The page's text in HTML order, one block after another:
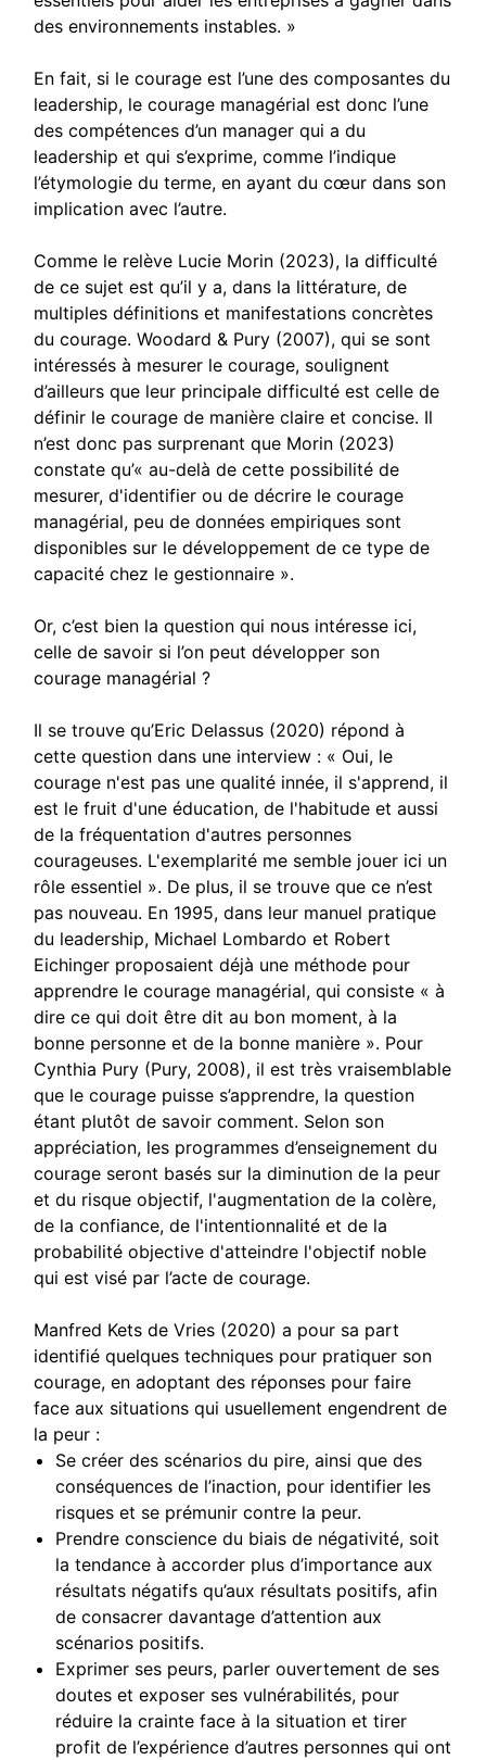
des environnements instables. »
En fait, si le courage est l’une des composantes du
leadership, le courage managérial est donc l’une
des compétences d’un manager qui a du
leadership et qui s’exprime, comme l’indique
l’étymologie du terme, en ayant du cœur dans son
implication avec l’autre.
Comme le relève Lucie Morin (2023), la difficulté
de ce sujet est qu’il y a, dans la littérature, de
multiples définitions et manifestations concrètes
du courage. Woodard & Pury (2007), qui se sont
intéressés à mesurer le courage, soulignent
d’ailleurs que leur principale difficulté est celle de
définir le courage de manière claire et concise. Il
n’est donc pas surprenant que Morin (2023)
constate qu’« au-delà de cette possibilité de
mesurer, d'identifier ou de décrire le courage
managérial, peu de données empiriques sont
disponibles sur le développement de ce type de
capacité chez le gestionnaire ».
Or, c’est bien la question qui nous intéresse ici,
celle de savoir si l’on peut développer son
courage managérial ?
Il se trouve qu’Eric Delassus (2020) répond à
cette question dans une interview : « Oui, le
courage n'est pas une qualité innée, il s'apprend, il
est le fruit d'une éducation, de l'habitude et aussi
de la fréquentation d'autres personnes
courageuses. L'exemplarité me semble jouer ici un
rôle essentiel ». De plus, il se trouve que ce n’est
pas nouveau. En 1995, dans leur manuel pratique
du leadership, Michael Lombardo et Robert
Eichinger proposaient déjà une méthode pour
apprendre le courage managérial, qui consiste « à
dire ce qui doit être dit au bon moment, à la
bonne personne et de la bonne manière ». Pour
Cynthia Pury (Pury, 2008), il est très vraisemblable
que le courage puisse s’apprendre, la question
étant plutôt de savoir comment. Selon son
appréciation, les programmes d’enseignement du
courage seront basés sur la diminution de la peur
et du risque objectif, l'augmentation de la colère,
de la confiance, de l'intentionnalité et de la
probabilité objective d'atteindre l'objectif noble
qui est visé par l’acte de courage.
Manfred Kets de Vries (2020) a pour sa part
identifié quelques techniques pour pratiquer son
courage, en adoptant des réponses pour faire
face aux situations qui usuellement engendrent de
la peur :
Se créer des scénarios du pire, ainsi que des
conséquences de l’inaction, pour identifier les
risques et se prémunir contre la peur.
Prendre conscience du biais de négativité, soit
la tendance à accorder plus d’importance aux
résultats négatifs qu’aux résultats positifs, afin
de consacrer davantage d’attention aux
scénarios positifs.
Exprimer ses peurs, parler ouvertement de ses
doutes et exposer ses vulnérabilités, pour
réduire la crainte face à la situation et tirer
profit de l’expérience d’autres personnes qui ont